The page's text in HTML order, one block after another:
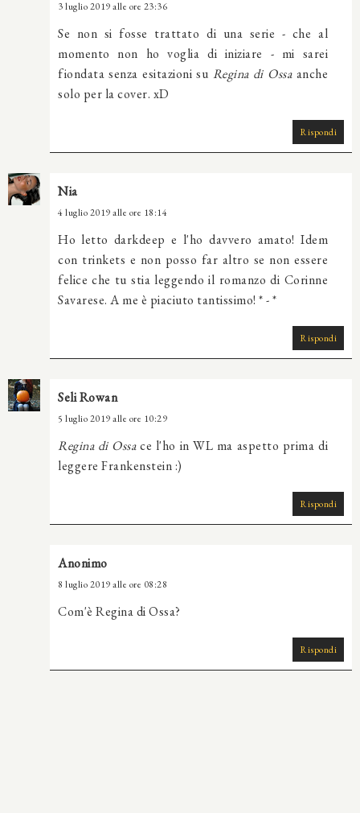
3 luglio 2019 alle ore 23:36
Se non si fosse trattato di una serie - che al
momento non ho voglia di iniziare - mi sarei
fiondata senza esitazioni su Regina di Ossaanche
solo per la cover. xD
Rispondi
Nia
4 luglio 2019 alle ore 18:14
Ho letto darkdeep e l'ho davvero amato! Idem
con trinkets e non posso far altro se non essere
felice che tu stia leggendo il romanzo di Corinne
Savarese. A me è piaciuto tantissimo! * - *
Rispondi
Seli Rowan
5 luglio 2019 alle ore 10:29
Regina di Ossace l'ho in WL ma aspetto prima di
leggere Frankenstein :)
Rispondi
Anonimo
8 luglio 2019 alle ore 08:28
Com'è Regina di Ossa?
Rispondi